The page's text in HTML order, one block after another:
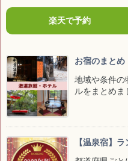
楽天で予約
お宿のまとめ
地域や条件の
ルをまとめま
【温泉宿】